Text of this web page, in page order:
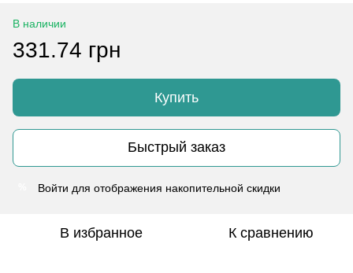
В наличии
331.74 грн
Купить
Быстрый заказ
Войти для отображения накопительной скидки
В избранное К сравнению